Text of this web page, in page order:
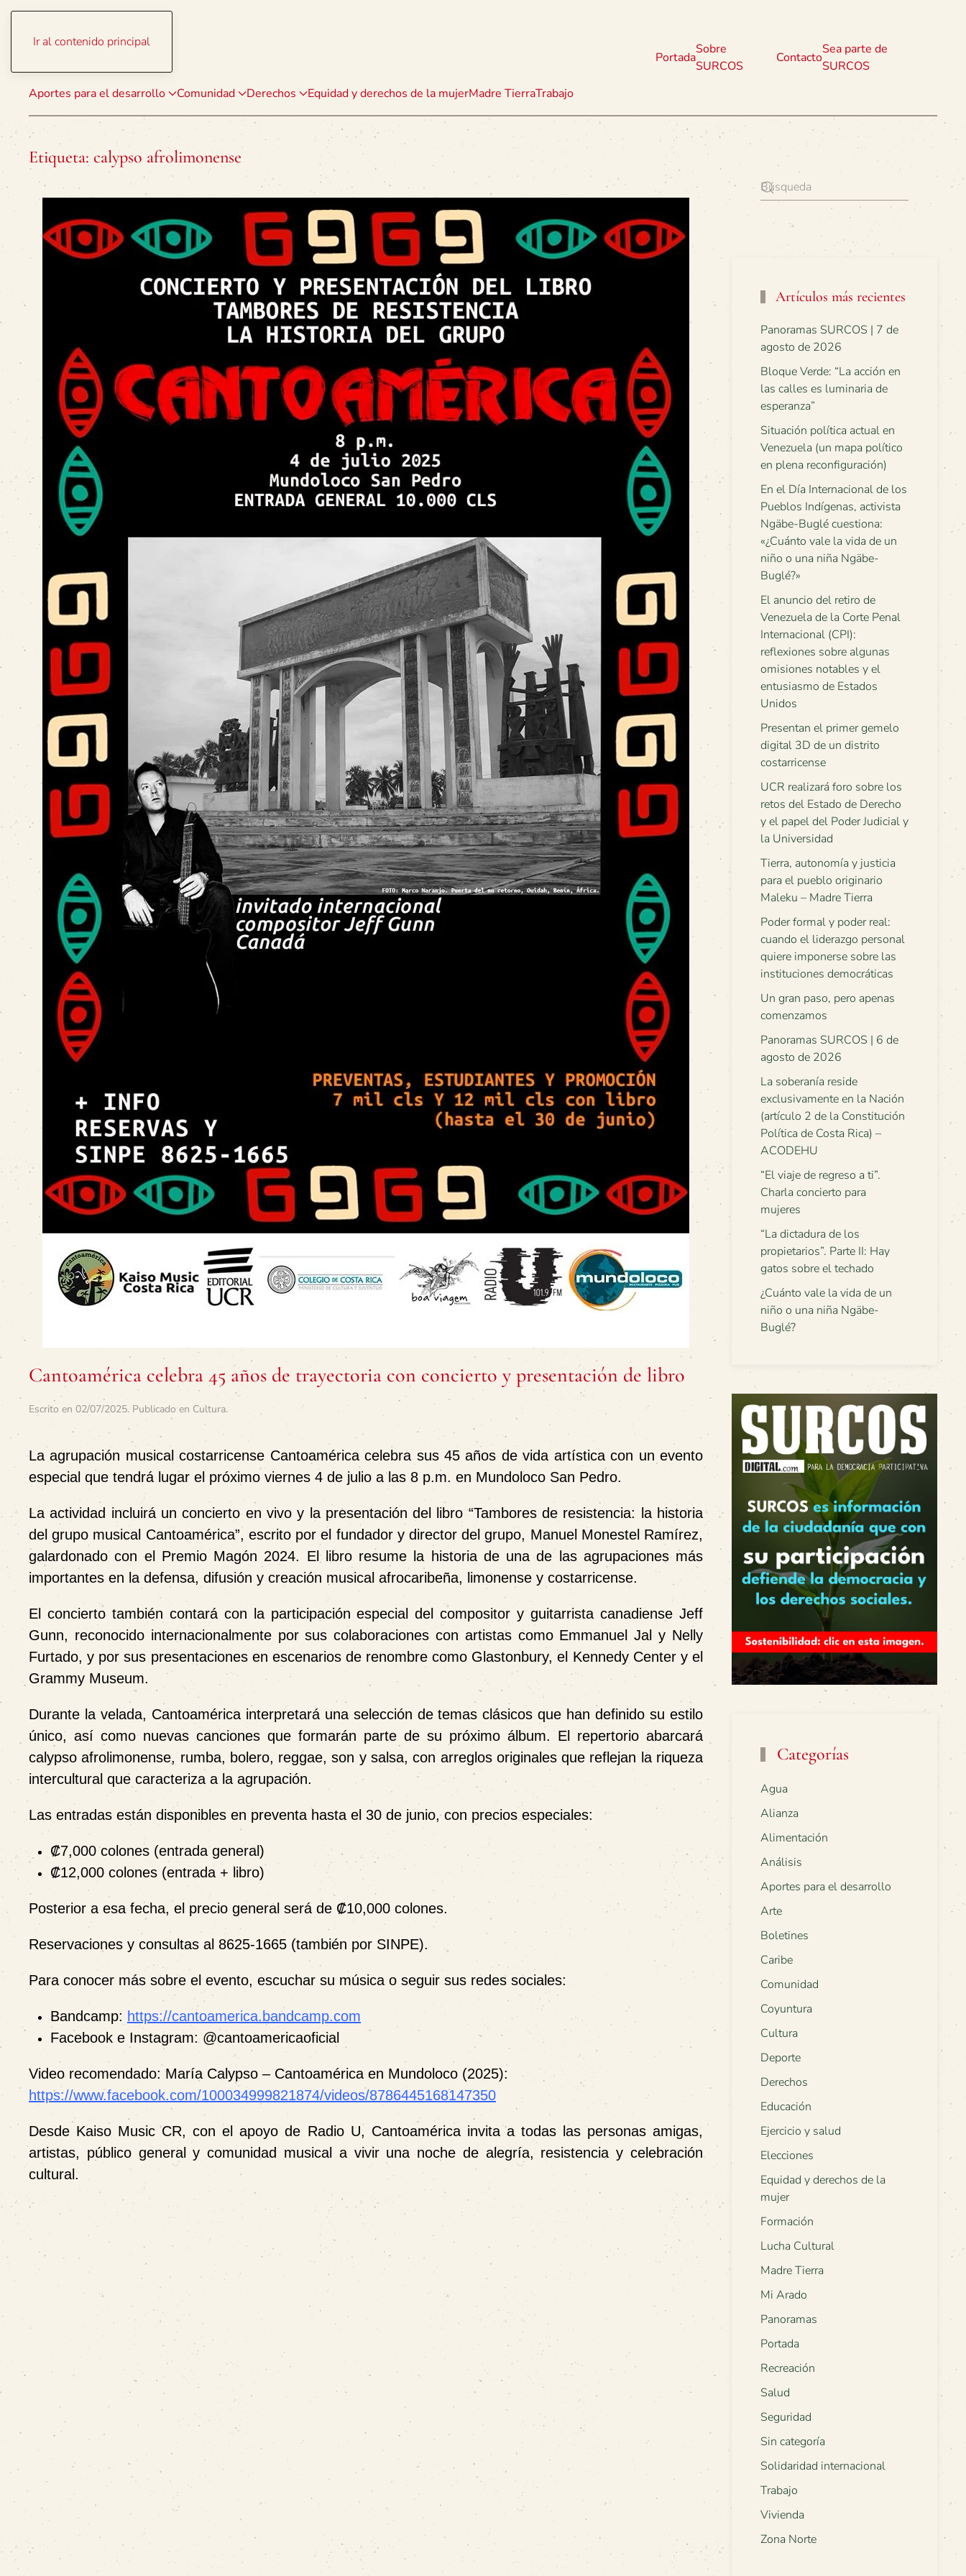
Ir al contenido principal
Aportes para el desarrollo Comunidad Derechos Equidad y derechos de la mujerMadre TierraTrabajo
Portada
Sobre
SURCOS
Contacto
Sea parte de
SURCOS
Etiqueta: calypso afrolimonense
Cantoamérica celebra 45 años de trayectoria con concierto y presentación de libro
Escrito en 02/07/2025. Publicado en Cultura.
La agrupación musical costarricense Cantoamérica celebra sus 45 años de vida artística con un evento
especial que tendrá lugar el próximo viernes 4 de julio a las 8 p.m. en Mundoloco San Pedro.
La actividad incluirá un concierto en vivo y la presentación del libro “Tambores de resistencia: la historia
del grupo musical Cantoamérica”, escrito por el fundador y director del grupo, Manuel Monestel Ramírez,
galardonado con el Premio Magón 2024. El libro resume la historia de una de las agrupaciones más
importantes en la defensa, difusión y creación musical afrocaribeña, limonense y costarricense.
El concierto también contará con la participación especial del compositor y guitarrista canadiense Jeff
Gunn, reconocido internacionalmente por sus colaboraciones con artistas como Emmanuel Jal y Nelly
Furtado, y por sus presentaciones en escenarios de renombre como Glastonbury, el Kennedy Center y el
Grammy Museum.
Durante la velada, Cantoamérica interpretará una selección de temas clásicos que han definido su estilo
único, así como nuevas canciones que formarán parte de su próximo álbum. El repertorio abarcará
calypso afrolimonense, rumba, bolero, reggae, son y salsa, con arreglos originales que reflejan la riqueza
intercultural que caracteriza a la agrupación.
Las entradas están disponibles en preventa hasta el 30 de junio, con precios especiales:
₡7,000 colones (entrada general)
₡12,000 colones (entrada + libro)
Posterior a esa fecha, el precio general será de ₡10,000 colones.
Reservaciones y consultas al 8625-1665 (también por SINPE).
Para conocer más sobre el evento, escuchar su música o seguir sus redes sociales:
Bandcamp: https://cantoamerica.bandcamp.com
Facebook e Instagram: @cantoamericaoficial
Video recomendado: María Calypso – Cantoamérica en Mundoloco (2025):
https://www.facebook.com/100034999821874/videos/8786445168147350
Desde Kaiso Music CR, con el apoyo de Radio U, Cantoamérica invita a todas las personas amigas,
artistas, público general y comunidad musical a vivir una noche de alegría, resistencia y celebración
cultural.
Artículos más recientes
Panoramas SURCOS | 7 de
agosto de 2026
Bloque Verde: “La acción en
las calles es luminaria de
esperanza”
Situación política actual en
Venezuela (un mapa político
en plena reconfiguración)
En el Día Internacional de los
Pueblos Indígenas, activista
Ngäbe-Buglé cuestiona:
«¿Cuánto vale la vida de un
niño o una niña Ngäbe-
Buglé?»
El anuncio del retiro de
Venezuela de la Corte Penal
Internacional (CPI):
reflexiones sobre algunas
omisiones notables y el
entusiasmo de Estados
Unidos
Presentan el primer gemelo
digital 3D de un distrito
costarricense
UCR realizará foro sobre los
retos del Estado de Derecho
y el papel del Poder Judicial y
la Universidad
Tierra, autonomía y justicia
para el pueblo originario
Maleku – Madre Tierra
Poder formal y poder real:
cuando el liderazgo personal
quiere imponerse sobre las
instituciones democráticas
Un gran paso, pero apenas
comenzamos
Panoramas SURCOS | 6 de
agosto de 2026
La soberanía reside
exclusivamente en la Nación
(artículo 2 de la Constitución
Política de Costa Rica) –
ACODEHU
“El viaje de regreso a ti”.
Charla concierto para
mujeres
“La dictadura de los
propietarios”. Parte II: Hay
gatos sobre el techado
¿Cuánto vale la vida de un
niño o una niña Ngäbe-
Buglé?
Categorías
Agua
Alianza
Alimentación
Análisis
Aportes para el desarrollo
Arte
Boletines
Caribe
Comunidad
Coyuntura
Cultura
Deporte
Derechos
Educación
Ejercicio y salud
Elecciones
Equidad y derechos de la
mujer
Formación
Lucha Cultural
Madre Tierra
Mi Arado
Panoramas
Portada
Recreación
Salud
Seguridad
Sin categoría
Solidaridad internacional
Trabajo
Vivienda
Zona Norte